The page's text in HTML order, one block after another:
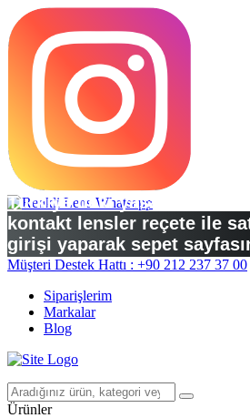
Türkiye’deki yasal
kontakt lensler reçete ile
girişi yaparak sepet
yükleyebilirsiniz.
Müşteri Destek Hattı : +90 212 237 37 00
Siparişlerim
Markalar
Blog
Ürünler